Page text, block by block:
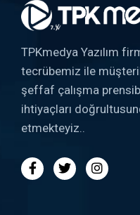
TPKmedya Yazılım
tecrübemiz ile
şeffaf çalışma
ihtiyaçları
etmekteyiz..